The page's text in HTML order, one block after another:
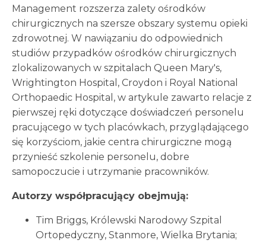
Management rozszerza zalety ośrodków
chirurgicznych na szersze obszary systemu opieki
zdrowotnej. W nawiązaniu do odpowiednich
studiów przypadków ośrodków chirurgicznych
zlokalizowanych w szpitalach Queen Mary's,
Wrightington Hospital, Croydon i Royal National
Orthopaedic Hospital, w artykule zawarto relacje z
pierwszej ręki dotyczące doświadczeń personelu
pracującego w tych placówkach, przyglądającego
się korzyściom, jakie centra chirurgiczne mogą
przynieść szkolenie personelu, dobre
samopoczucie i utrzymanie pracowników.
Autorzy współpracujący obejmują:
Tim Briggs, Królewski Narodowy Szpital
Ortopedyczny, Stanmore, Wielka Brytania;